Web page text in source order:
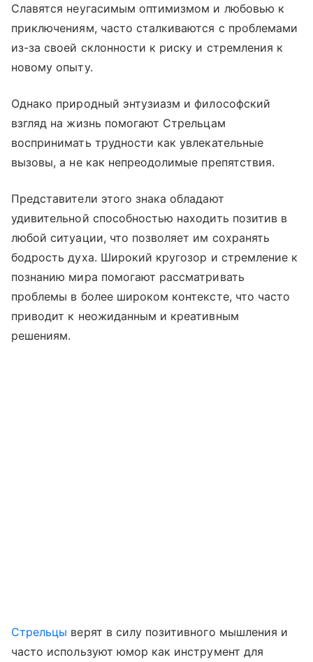
Славятся неугасимым оптимизмом и любовью к
приключениям, часто сталкиваются с проблемами
из-за своей склонности к риску и стремления к
новому опыту.
Однако природный энтузиазм и философский
взгляд на жизнь помогают Стрельцам
воспринимать трудности как увлекательные
вызовы, а не как непреодолимые препятствия.
Представители этого знака обладают
удивительной способностью находить позитив в
любой ситуации, что позволяет им сохранять
бодрость духа. Широкий кругозор и стремление к
познанию мира помогают рассматривать
проблемы в более широком контексте, что часто
приводит к неожиданным и креативным
решениям.
Стрельцы верят в силу позитивного мышления и
часто используют юмор как инструмент для